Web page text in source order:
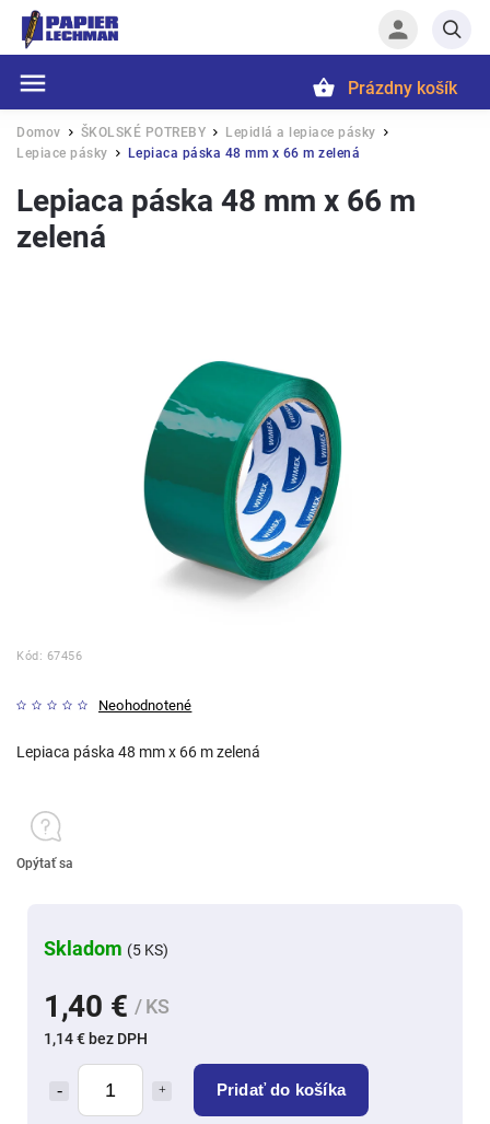
Hľadať
Prázdny košík
Domov / ŠKOLSKÉ POTREBY / Lepidlá a lepiace pásky /
Lepiace pásky / Lepiaca páska 48 mm x 66 m zelená
Lepiaca páska 48 mm x 66 m
zelená
Kód: 67456
Neohodnotené
1,40 € / KS
1,14 € bez DPH
Pridať do košíka
Skladom (5 KS)
Lepiaca páska 48 mm x 66 m zelená
Opýtať sa